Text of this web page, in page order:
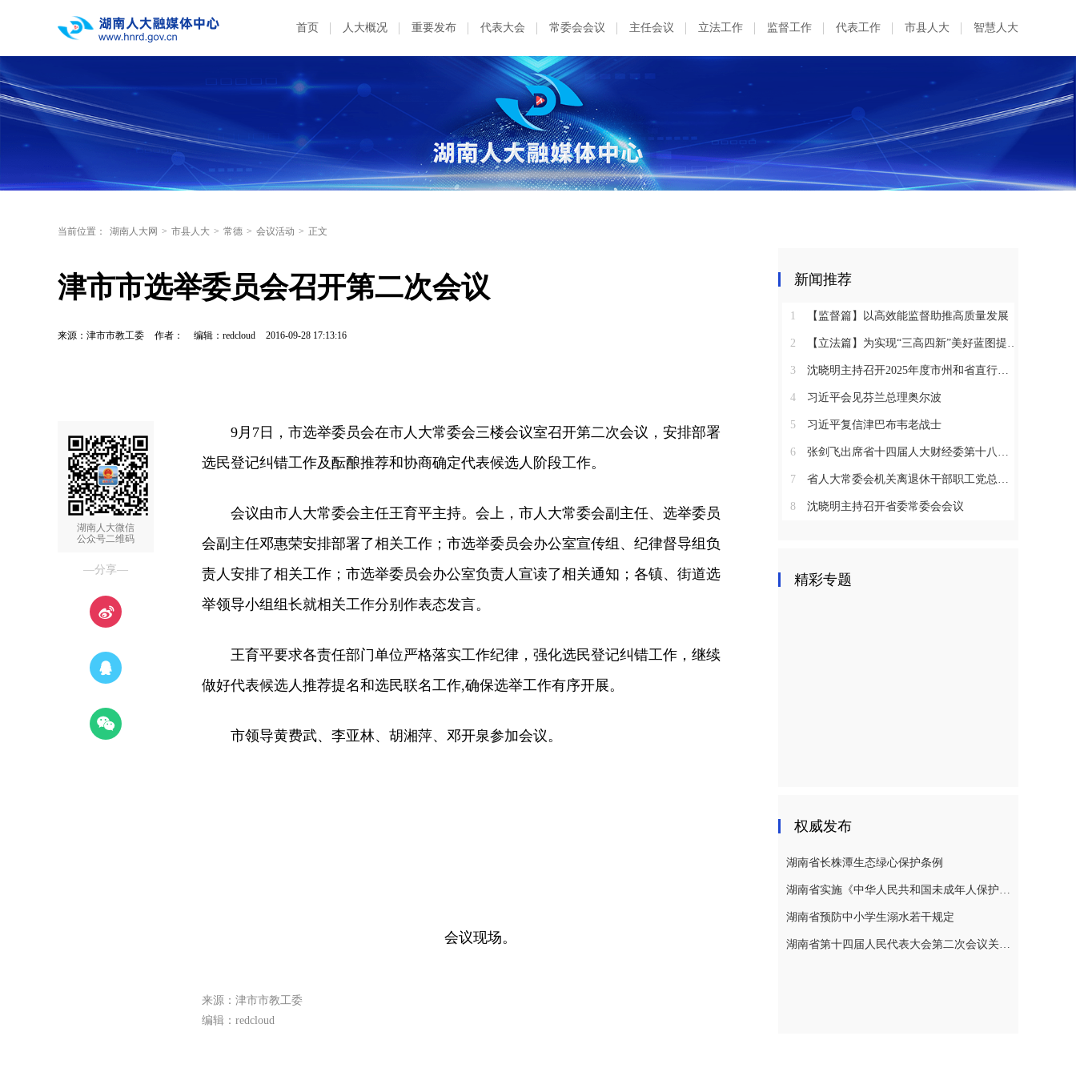
首页 人大概况 重要发布 代表大会 常委会会议 主任会议 立法工作 监督工作 代表工作 市县人大 智慧人大
当前位置： 湖南人大网 > 市县人大 > 常德 > 会议活动 > 正文
津市市选举委员会召开第二次会议
来源：津市市教工委 作者： 编辑：redcloud 2016-09-28 17:13:16
湖南人大微信
公众号二维码
—分享—
9月7日，市选举委员会在市人大常委会三楼会议室召开第二次会议，安排部署
选民登记纠错工作及酝酿推荐和协商确定代表候选人阶段工作。
会议由市人大常委会主任王育平主持。会上，市人大常委会副主任、选举委员
会副主任邓惠荣安排部署了相关工作；市选举委员会办公室宣传组、纪律督导组负
责人安排了相关工作；市选举委员会办公室负责人宣读了相关通知；各镇、街道选
举领导小组组长就相关工作分别作表态发言。
王育平要求各责任部门单位严格落实工作纪律，强化选民登记纠错工作，继续
做好代表候选人推荐提名和选民联名工作,确保选举工作有序开展。
市领导黄费武、李亚林、胡湘萍、邓开泉参加会议。
会议现场。
来源：津市市教工委
编辑：redcloud
新闻推荐
1 【监督篇】以高效能监督助推高质量发展
2 【立法篇】为实现“三高四新”美好蓝图提供坚实法治保障
3 沈晓明主持召开2025年度市州和省直行业系统党（工）委书记抓基层党建工作述职评议会议
4 习近平会见芬兰总理奥尔波
5 习近平复信津巴布韦老战士
6 张剑飞出席省十四届人大财经委第十八次全体会议
7 省人大常委会机关离退休干部职工党总支召开2025年度总结表彰大会
8 沈晓明主持召开省委常委会会议
精彩专题
权威发布
湖南省长株潭生态绿心保护条例
湖南省实施《中华人民共和国未成年人保护法》若干规定
湖南省预防中小学生溺水若干规定
湖南省第十四届人民代表大会第二次会议关于湖南省人民代表大会常务委员会工作报告的决议